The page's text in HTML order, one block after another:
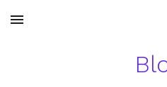
Skip to main content